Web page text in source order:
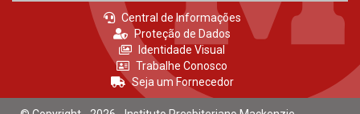
Central de Informações
Proteção de Dados
Identidade Visual
Trabalhe Conosco
Seja um Fornecedor